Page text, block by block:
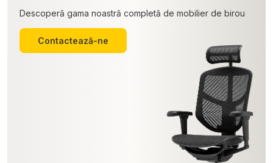
Descoperă gama noastră completă de mobilier de birou
Contactează-ne